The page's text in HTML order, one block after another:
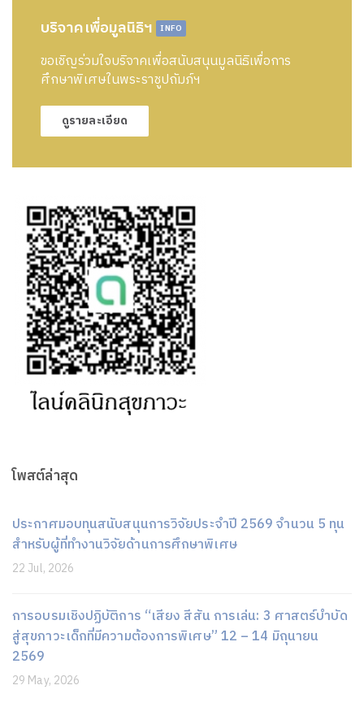
บริจาคเพื่อมูลนิธิฯ INFO
ขอเชิญร่วมใจบริจาคเพื่อสนับสนุนมูลนิธิเพื่อการ
ศึกษาพิเศษในพระราชูปถัมภ์ฯ
ดูรายละเอียด
โพสต์ล่าสุด
ประกาศมอบทุนสนับสนุนการวิจัยประจำปี 2569 จำนวน 5 ทุน
สำหรับผู้ที่ทำงานวิจัยด้านการศึกษาพิเศษ
22 Jul, 2026
การอบรมเชิงปฏิบัติการ “เสียง สีสัน การเล่น: 3 ศาสตร์บำบัด
สู่สุขภาวะเด็กที่มีความต้องการพิเศษ” 12 – 14 มิถุนายน
2569
29 May, 2026